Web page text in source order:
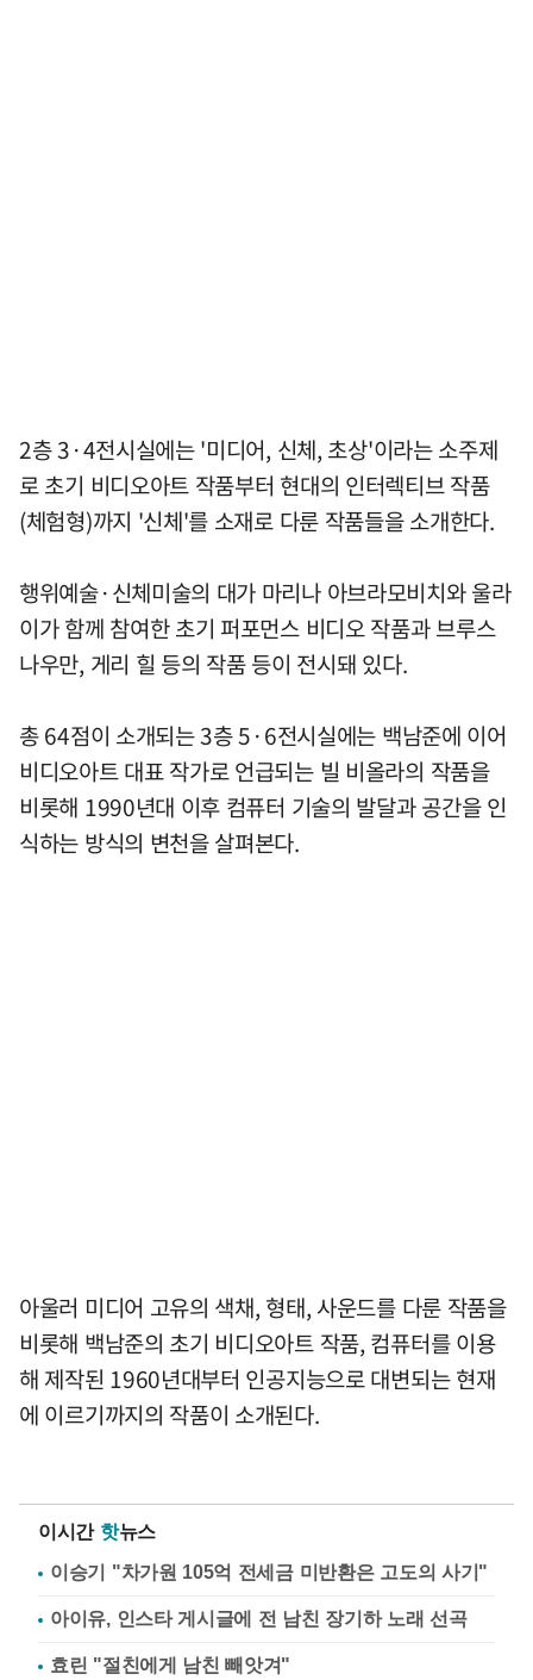
2층 3·4전시실에는 '미디어, 신체, 초상'이라는 소주제
로 초기 비디오아트 작품부터 현대의 인터렉티브 작품
(체험형)까지 '신체'를 소재로 다룬 작품들을 소개한다.
행위예술·신체미술의 대가 마리나 아브라모비치와 울라
이가 함께 참여한 초기 퍼포먼스 비디오 작품과 브루스
나우만, 게리 힐 등의 작품 등이 전시돼 있다.
총 64점이 소개되는 3층 5·6전시실에는 백남준에 이어
비디오아트 대표 작가로 언급되는 빌 비올라의 작품을
비롯해 1990년대 이후 컴퓨터 기술의 발달과 공간을 인
식하는 방식의 변천을 살펴본다.
아울러 미디어 고유의 색채, 형태, 사운드를 다룬 작품을
비롯해 백남준의 초기 비디오아트 작품, 컴퓨터를 이용
해 제작된 1960년대부터 인공지능으로 대변되는 현재
에 이르기까지의 작품이 소개된다.
이시간 핫뉴스
이승기 "차가원 105억 전세금 미반환은 고도의 사기"
아이유, 인스타 게시글에 전 남친 장기하 노래 선곡
효린 "절친에게 남친 빼앗겨"